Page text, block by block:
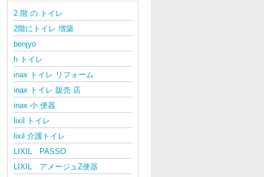
2 階 の トイレ
2階にトイレ 増築
benjyo
h トイレ
inax トイレ リフォーム
inax トイレ 販売 店
inax 小 便器
lixil トイレ
lixil 介護トイレ
LIXIL PASSO
LIXIL アメージュZ便器